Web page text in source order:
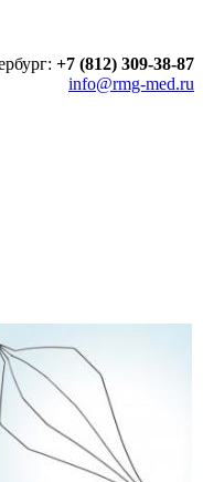
+7 (812) 309-38-87
info@rmg-med.ru